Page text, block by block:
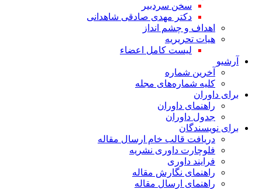
سخن سردبیر
دکتر مهدی صادقی شاهدانی
اهداف و چشم انداز
هیات تحریریه
لیست کامل اعضاء
آرشیو
آخرین شماره
کلیه شماره‌های مجله
برای داوران
راهنمای داوران
جدول داوران
برای نویسندگان
دریافت قالب خام ارسال مقاله
فلوچارت داوری نشریه
فرایند داوری
راهنمای نگارش مقاله
راهنمای ارسال مقاله